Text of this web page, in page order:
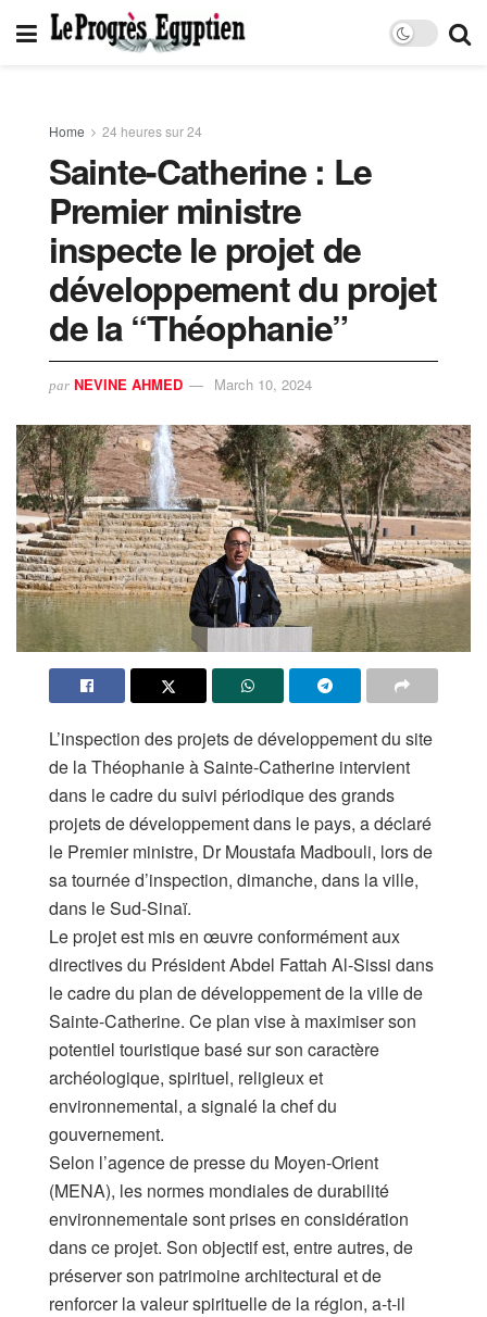
Home 24 heures sur 24
Sainte-Catherine : Le
Premier ministre
inspecte le projet de
développement du projet
de la “Théophanie”
par NEVINE AHMED March 10, 2024
L’inspection des projets de développement du site
de la Théophanie à Sainte-Catherine intervient
dans le cadre du suivi périodique des grands
projets de développement dans le pays, a déclaré
le Premier ministre, Dr Moustafa Madbouli, lors de
sa tournée d’inspection, dimanche, dans la ville,
dans le Sud-Sinaï.
Le projet est mis en œuvre conformément aux
directives du Président Abdel Fattah Al-Sissi dans
le cadre du plan de développement de la ville de
Sainte-Catherine. Ce plan vise à maximiser son
potentiel touristique basé sur son caractère
archéologique, spirituel, religieux et
environnemental, a signalé la chef du
gouvernement.
Selon l’agence de presse du Moyen-Orient
(MENA), les normes mondiales de durabilité
environnementale sont prises en considération
dans ce projet. Son objectif est, entre autres, de
préserver son patrimoine architectural et de
renforcer la valeur spirituelle de la région, a-t-il